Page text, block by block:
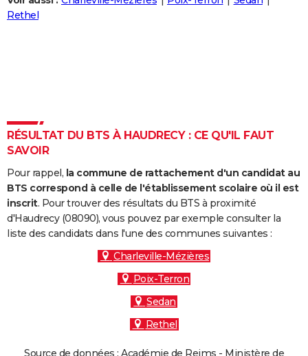
Destinations
City break
Voyage nature
Voyage de noces
Forum
Climat
+
PHOTO
Carte de Noël
Carte Bonne année
Carte Saint-Valentin
Carte Pâques
Carte d'anniversaire
DICTIONNAIRE
Dictionnaire
Biographies
Citations
Expressions
Proverbes
PROGRAMME TV
COPAINS D'AVANT
S'inscrire
Se connecter
Lycées
Collèges
Primaires
Universités
Entreprises
Service militaire
Avis de recherche
AVIS DE DÉCÈS
FORUM
Rethel
RÉSULTAT DU BTS À HAUDRECY : CE QU'IL FAUT
SAVOIR
Pour rappel, la commune de rattachement d'un candidat au
BTS correspond à celle de l'établissement scolaire où il est
inscrit. Pour trouver des résultats du BTS à proximité
d'Haudrecy (08090), vous pouvez par exemple consulter la
liste des candidats dans l'une des communes suivantes :
Charleville-Mézières
Poix-Terron
Sedan
Rethel
Source de données : Académie de Reims - Ministère de